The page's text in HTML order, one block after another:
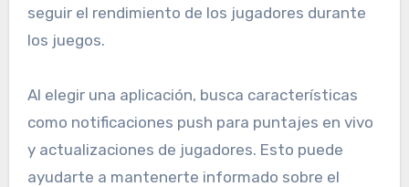
seguir el rendimiento de los jugadores durante
los juegos.
Al elegir una aplicación, busca características
como notificaciones push para puntajes en vivo
y actualizaciones de jugadores. Esto puede
ayudarte a mantenerte informado sobre el